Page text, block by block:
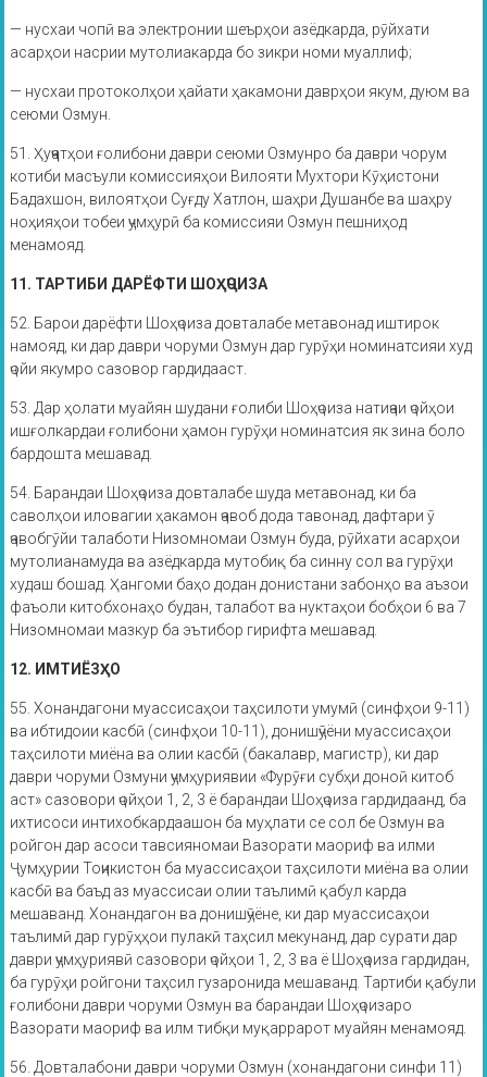
— нусхаи чопӣ ва электронии шеърҳои азёдкарда, рӯйхати
асарҳои насрии мутолиакарда бо зикри номи муаллиф;
— нусхаи протоколҳои ҳайати ҳакамони даврҳои якум, дуюм ва
сеюми Озмун.
51. Ҳуҷҷатҳои ғолибони даври сеюми Озмунро ба даври чорум
котиби масъули комиссияҳои Вилояти Мухтори Кӯҳистони
Бадахшон, вилоятҳои Суғду Хатлон, шаҳри Душанбе ва шаҳру
ноҳияҳои тобеи ҷумҳурӣ ба комиссияи Озмун пешниҳод
менамояд.
11. ТАРТИБИ ДАРЁФТИ ШОҲҶОИЗА
52. Барои дарёфти Шоҳҷоиза довталабе метавонад иштирок
намояд, ки дар даври чоруми Озмун дар гурӯҳи номинатсияи худ
ҷойи якумро сазовор гардидааст.
53. Дар ҳолати муайян шудани ғолиби Шоҳҷоиза натиҷаи ҷойҳои
ишғолкардаи ғолибони ҳамон гурӯҳи номинатсия як зина боло
бардошта мешавад.
54. Барандаи Шоҳҷоиза довталабе шуда метавонад, ки ба
саволҳои иловагии ҳакамон ҷавоб дода тавонад, дафтари ӯ
ҷавобгӯйи талаботи Низомномаи Озмун буда, рӯйхати асарҳои
мутолианамуда ва азёдкарда мутобиқ ба синну сол ва гурӯҳи
худаш бошад. Ҳангоми баҳо додан донистани забонҳо ва аъзои
фаъоли китобхонаҳо будан, талабот ва нуктаҳои бобҳои 6 ва 7
Низомномаи мазкур ба эътибор гирифта мешавад.
12. ИМТИЁЗҲО
55. Хонандагони муассисаҳои таҳсилоти умумӣ (синфҳои 9-11)
ва ибтидоии касбӣ (синфҳои 10-11), донишҷӯёни муассисаҳои
таҳсилоти миёна ва олии касбӣ (бакалавр, магистр), ки дар
даври чоруми Озмуни ҷумҳуриявии «Фурӯғи субҳи доноӣ китоб
аст» сазовори ҷойҳои 1, 2, 3 ё барандаи Шоҳҷоиза гардидаанд, ба
ихтисоси интихобкардаашон ба муҳлати се сол бе Озмун ва
ройгон дар асоси тавсияномаи Вазорати маориф ва илми
Ҷумҳурии Тоҷикистон ба муассисаҳои таҳсилоти миёна ва олии
касбӣ ва баъд аз муассисаи олии таълимӣ қабул карда
мешаванд. Хонандагон ва донишҷӯёне, ки дар муассисаҳои
таълимӣ дар гурӯҳҳои пулакӣ таҳсил мекунанд, дар сурати дар
даври ҷумҳуриявӣ сазовори ҷойҳои 1, 2, 3 ва ё Шоҳҷоиза гардидан,
ба гурӯҳи ройгони таҳсил гузаронида мешаванд. Тартиби қабули
ғолибони даври чоруми Озмун ва барандаи Шоҳҷоизаро
Вазорати маориф ва илм тибқи муқаррарот муайян менамояд.
56. Довталабони даври чоруми Озмун (хонандагони синфи 11)